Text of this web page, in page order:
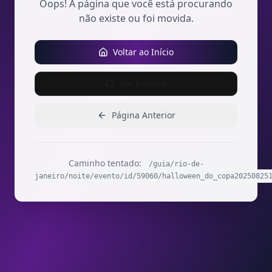
Oops! A página que você está procurando
não existe ou foi movida.
Voltar ao Início
Página Anterior
Caminho tentado:
/guia/rio-de-
janeiro/noite/evento/id/59060/